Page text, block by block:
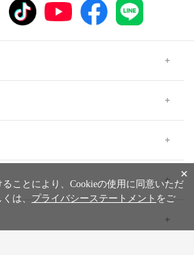
×
ことにより、Cookieの使用に同意いただ
は、 プライバシーステートメント をご